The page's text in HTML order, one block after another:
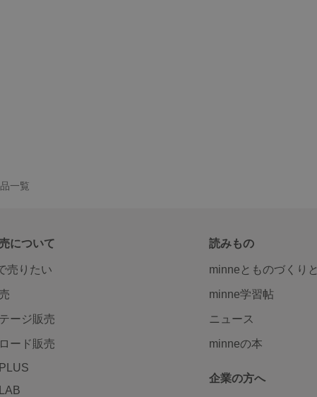
一覧
について
売りたい
ージ販売
ード販売
読みもの
minneとものづくりと
minne学習帖
ニュース
minneの本
企業の方へ